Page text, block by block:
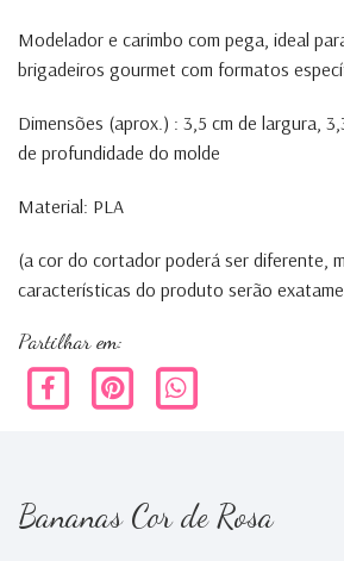
Modelador e carimbo com pega, ideal
brigadeiros gourmet com formatos
Dimensões (aprox.) : 3,5 cm de largura,
de profundidade do molde
Material: PLA
(a cor do cortador poderá ser diferente,
características do produto serão
Partilhar em:
Bananas Cor de Rosa